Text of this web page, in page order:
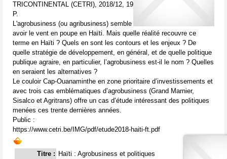
TRICONTINENTAL (CETRI), 2018/12, 19
P.
L'agrobusiness (ou agribusiness) semble
avoir le vent en poupe en Haïti. Mais quelle réalité recouvre ce
terme en Haïti ? Quels en sont les contours et les enjeux ? De
quelle stratégie de développement, en général, et de quelle politique
publique agraire, en particulier, l’agrobusiness est-il le nom ? Quelles
en seraient les alternatives ?
Le couloir Cap-Ouanaminthe en zone prioritaire d’investissements et
avec trois cas emblématiques d’agrobusiness (Grand Marnier,
Sisalco et Agritrans) offre un cas d’étude intéressant des politiques
menées ces trente dernières années.
Public :
https://www.cetri.be/IMG/pdf/etude2018-haiti-ft.pdf
Titre : Haïti : Agrobusiness et politiques